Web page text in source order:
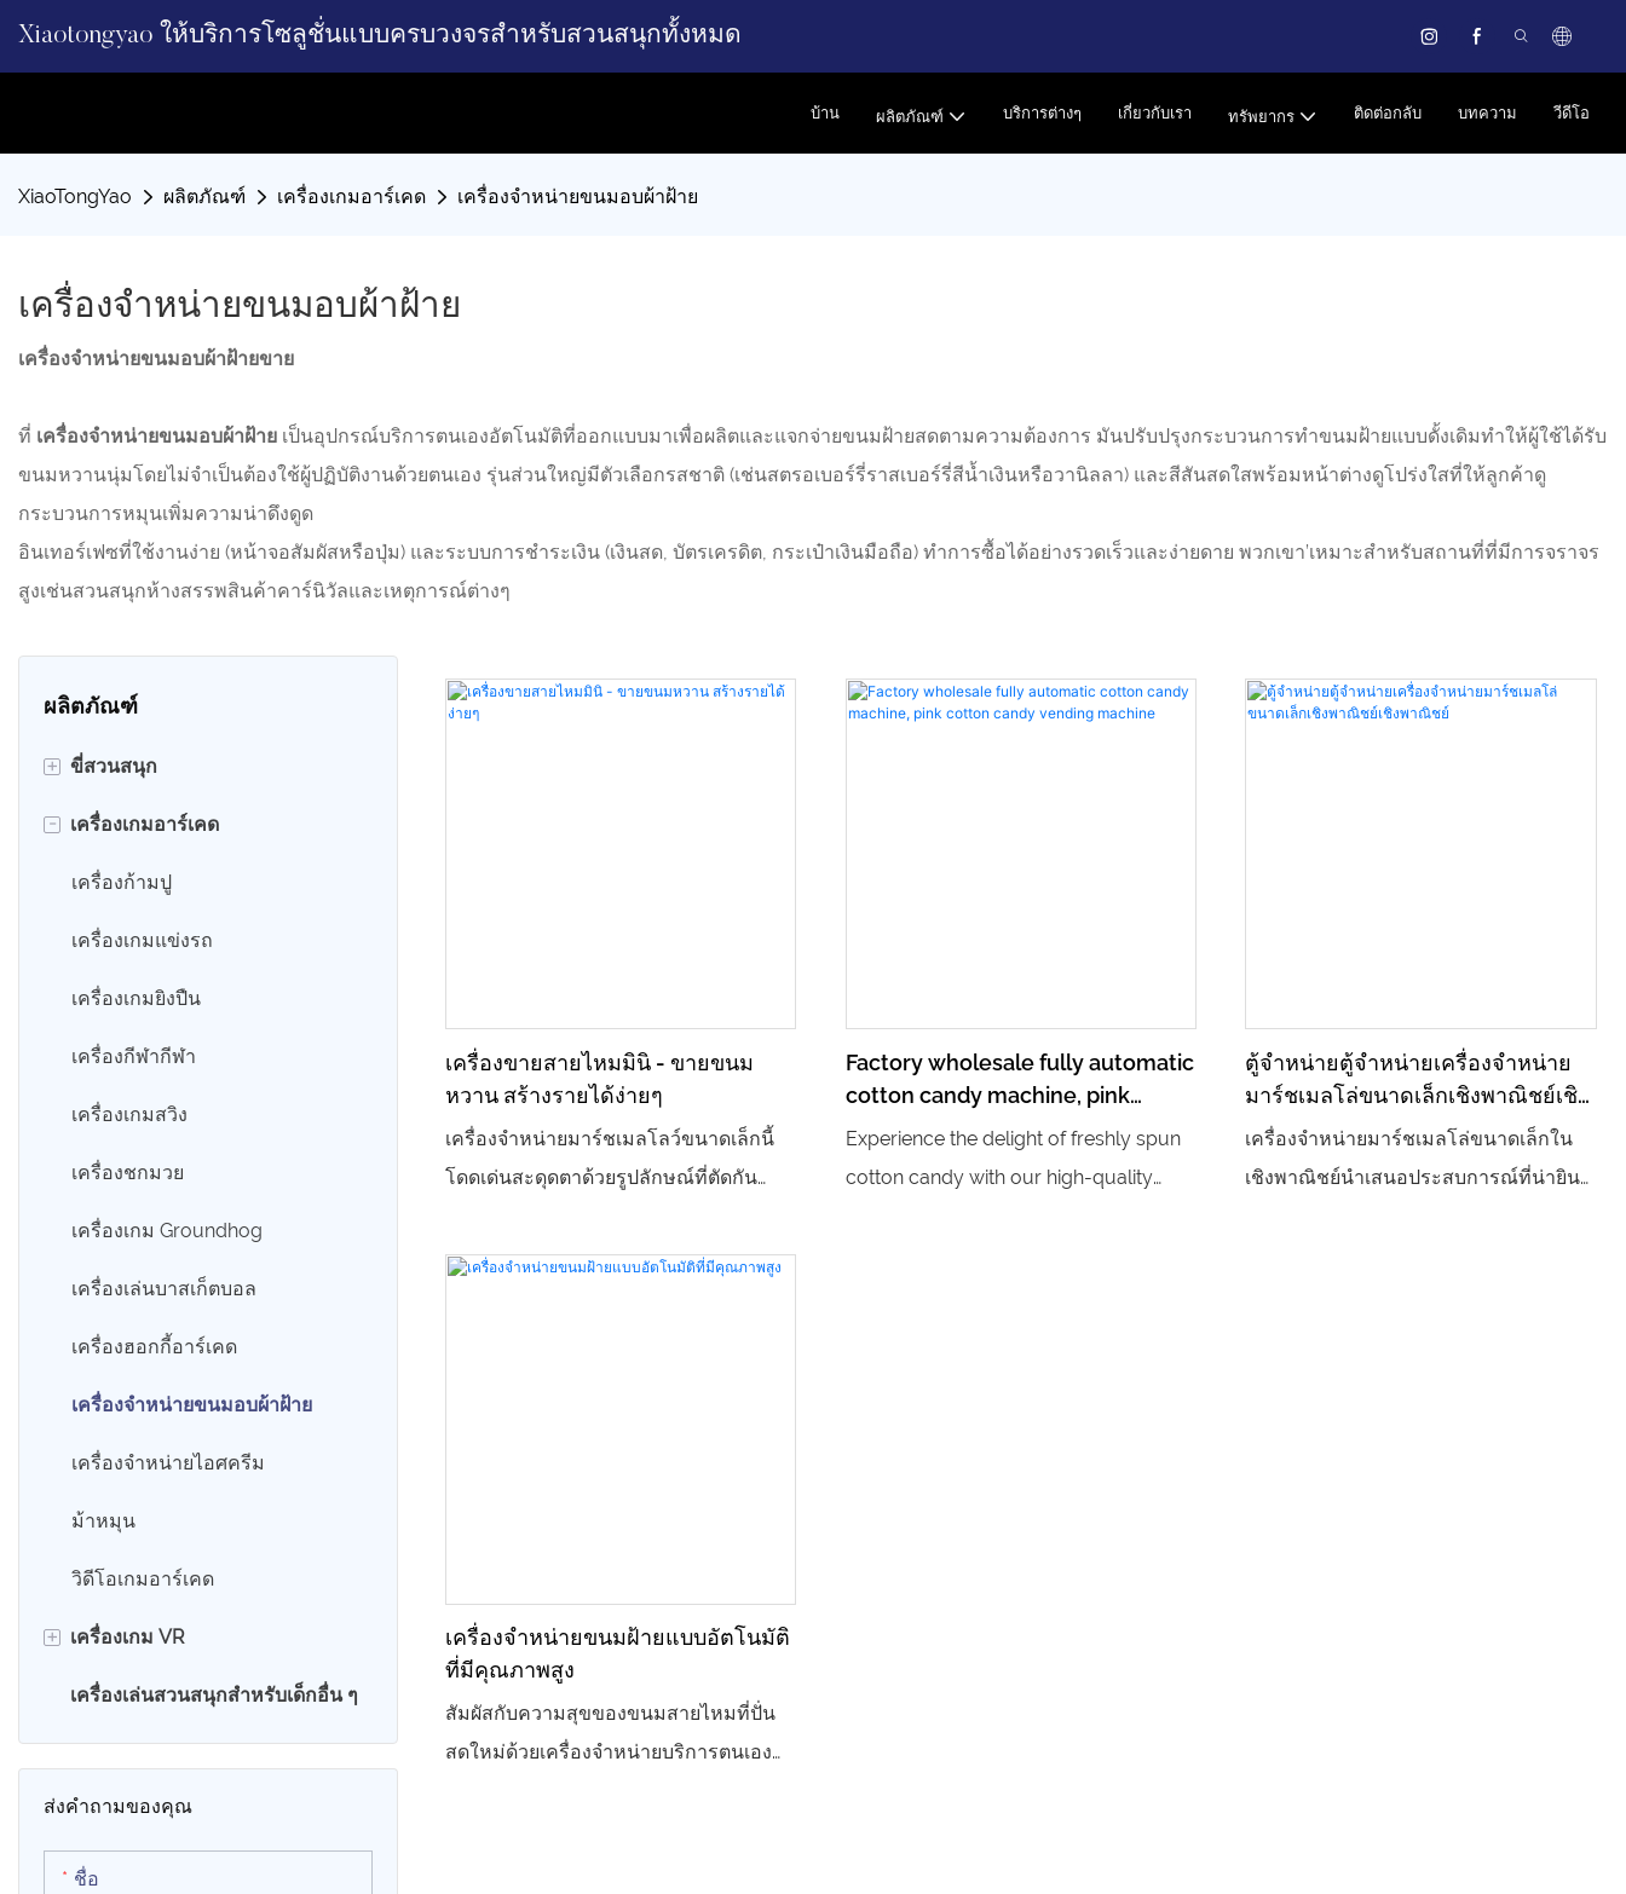
Xiaotongyao ให้บริการโซลูชั่นแบบครบวงจรสำหรับสวนสนุกทั้งหมด
บ้าน ผลิตภัณฑ์ บริการต่างๆ เกี่ยวกับเรา ทรัพยากร ติดต่อกลับ บทความ วีดีโอ
XiaoTongYao ผลิตภัณฑ์ เครื่องเกมอาร์เคด เครื่องจำหน่ายขนมอบผ้าฝ้าย
เครื่องจำหน่ายขนมอบผ้าฝ้าย
เครื่องจำหน่ายขนมอบผ้าฝ้ายขาย
ที่ เครื่องจำหน่ายขนมอบผ้าฝ้าย เป็นอุปกรณ์บริการตนเองอัตโนมัติที่ออกแบบมาเพื่อผลิตและแจกจ่ายขนมฝ้ายสดตามความต้องการ มันปรับปรุงกระบวนการทำขนมฝ้ายแบบดั้งเดิมทำให้ผู้ใช้ได้รับ
ขนมหวานนุ่มโดยไม่จำเป็นต้องใช้ผู้ปฏิบัติงานด้วยตนเอง รุ่นส่วนใหญ่มีตัวเลือกรสชาติ (เช่นสตรอเบอร์รี่ราสเบอร์รี่สีน้ำเงินหรือวานิลลา) และสีสันสดใสพร้อมหน้าต่างดูโปร่งใสที่ให้ลูกค้าดู
กระบวนการหมุนเพิ่มความน่าดึงดูด
อินเทอร์เฟซที่ใช้งานง่าย (หน้าจอสัมผัสหรือปุ่ม) และระบบการชำระเงิน (เงินสด, บัตรเครดิต, กระเป๋าเงินมือถือ) ทำการซื้อได้อย่างรวดเร็วและง่ายดาย พวกเขา’เหมาะสำหรับสถานที่ที่มีการจราจร
สูงเช่นสวนสนุกห้างสรรพสินค้าคาร์นิวัลและเหตุการณ์ต่างๆ
ผลิตภัณฑ์
+ ขี่สวนสนุก
รถโรลลิ่ง 360
รถบัมพ์
รถโกคาร์ท
รถไฟสวนสนุก
คิดดี้ ไรด์ส
ขี่ม้าหมุน
รถยนต์เพื่อความบันเทิงไฟฟ้า
รถสวิง
- เครื่องเกมอาร์เคด
เครื่องก้ามปู
เครื่องเกมแข่งรถ
เครื่องเกมยิงปืน
เครื่องกีฬากีฬา
เครื่องเกมสวิง
เครื่องชกมวย
เครื่องเกม Groundhog
เครื่องเล่นบาสเก็ตบอล
เครื่องฮอกกี้อาร์เคด
เครื่องจำหน่ายขนมอบผ้าฝ้าย
เครื่องจำหน่ายไอศครีม
ม้าหมุน
วิดีโอเกมอาร์เคด
+ เครื่องเกม VR
เก้าอี้ไข่ VR
เครื่องเล่นสวนสนุกสำหรับเด็กอื่น ๆ
ส่งคำถามของคุณ
ชื่อ
เครื่องขายสายไหมมินิ - ขายขนม
หวาน สร้างรายได้ง่ายๆ
เครื่องจำหน่ายมาร์ชเมลโลว์ขนาดเล็กนี้
โดดเด่นสะดุดตาด้วยรูปลักษณ์ที่ตัดกัน
และจัดวางได้ง่าย ด้วยระบบอัจฉริยะในตัว
และสถานที่อื่นๆ การทำงานอัจฉริยะ: ด้วย
หน้าจอสัมผัสความละเอียดสูงและอินเท
อร์เฟซที่เรียบง่าย ผู้บริโภคสามารถเลือก
รูปแบบมาร์ชเมลโลว์ของตนเองได้ และ
ระบบจะทำการสกัดวัตถุดิบ การให้ความ
Factory wholesale fully automatic
cotton candy machine, pink
cotton candy vending machine
Experience the delight of freshly spun
cotton candy with our high-quality
ตู้จำหน่ายตู้จำหน่ายเครื่องจำหน่าย
มาร์ชเมลโล่ขนาดเล็กเชิงพาณิชย์เชิง
พาณิชย์
เครื่องจำหน่ายมาร์ชเมลโล่ขนาดเล็กใน
เชิงพาณิชย์นำเสนอประสบการณ์ที่น่ายินดี
เครื่องจำหน่ายขนมฝ้ายแบบอัตโนมัติ
ที่มีคุณภาพสูง
สัมผัสกับความสุขของขนมสายไหมที่ปั่น
สดใหม่ด้วยเครื่องจำหน่ายบริการตนเอง